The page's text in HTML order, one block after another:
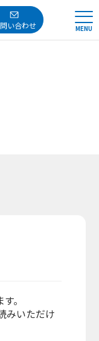
い合わせ MENU
。
みいただけ